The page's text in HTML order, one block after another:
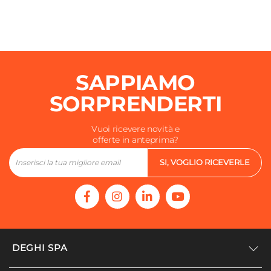
Lucida
Caratteristiche
Con gocciolatoio|Stendibiancheria estraibile
SAPPIAMO
SORPRENDERTI
Vuoi ricevere novità e
offerte in anteprima?
SI, VOGLIO RICEVERLE
DEGHI SPA